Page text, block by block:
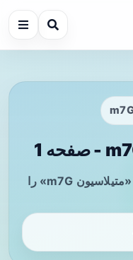
تازه‌ترین مطالب مرتبط با برچسب «متیلاسیون m7G» را